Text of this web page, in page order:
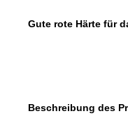
Gute rote Härte für
Beschreibung des